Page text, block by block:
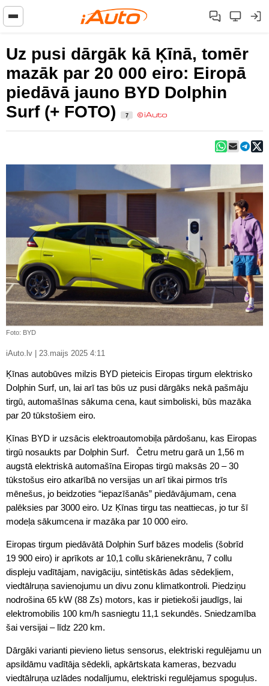
Uz pusi dārgāk kā Ķīnā, tomēr
mazāk par 20 000 eiro: Eiropā
piedāvā jauno BYD Dolphin
Surf (+ FOTO)
7
Foto: BYD
iAuto.lv | 23.maijs 2025 4:11
Ķīnas autobūves milzis BYD pieteicis Eiropas tirgum elektrisko
Dolphin Surf, un, lai arī tas būs uz pusi dārgāks nekā pašmāju
tirgū, automašīnas sākuma cena, kaut simboliski, būs mazāka
par 20 tūkstošiem eiro.
Ķīnas BYD ir uzsācis elektroautomobiļa pārdošanu, kas Eiropas
tirgū nosaukts par Dolphin Surf. Četru metru garā un 1,56 m
augstā elektriskā automašīna Eiropas tirgū maksās 20 – 30
tūkstošus eiro atkarībā no versijas un arī tikai pirmos trīs
mēnešus, jo beidzoties “iepazīšanās” piedāvājumam, cena
palēksies par 3000 eiro. Uz Ķīnas tirgu tas neattiecas, jo tur šī
modeļa sākumcena ir mazāka par 10 000 eiro.
Eiropas tirgum piedāvātā Dolphin Surf bāzes modelis (šobrīd
19 900 eiro) ir aprīkots ar 10,1 collu skārienekrānu, 7 collu
displeju vadītājam, navigāciju, sintētiskās ādas sēdekļiem,
viedtālruņa savienojumu un divu zonu klimatkontroli. Piedziņu
nodrošina 65 kW (88 Zs) motors, kas ir pietiekoši jaudīgs, lai
elektromobilis 100 km/h sasniegtu 11,1 sekundēs. Sniedzamība
šai versijai – līdz 220 km.
Dārgāki varianti pievieno lietus sensorus, elektriski regulējamu un
apsildāmu vadītāja sēdekli, apkārtskata kameras, bezvadu
viedtālruņa uzlādes nodalījumu, elektriski regulējamus spoguļus.